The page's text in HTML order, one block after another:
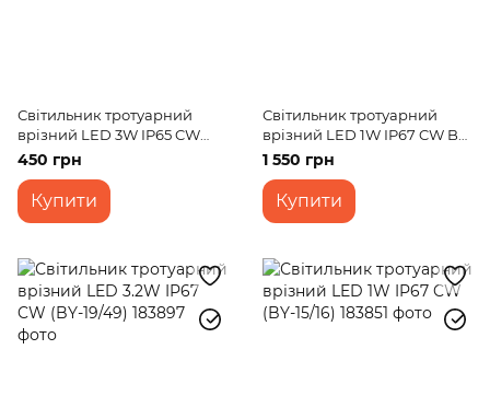
Світильник тротуарний
врізний LED 3W IP65 CW
(300G)
450 грн
Купити
Світильник тротуарний
врізний LED 1W IP67 CW BY-
16/17
1 550 грн
Купити